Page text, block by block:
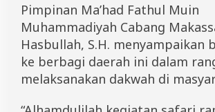
k
a
s
s
a
D
Pimpinan Ma’had Fathul Muin
Muhammadiyah Cabang
Hasbullah, S.H. menyampaikan
ke berbagi daerah ini dalam
melaksanakan dakwah di